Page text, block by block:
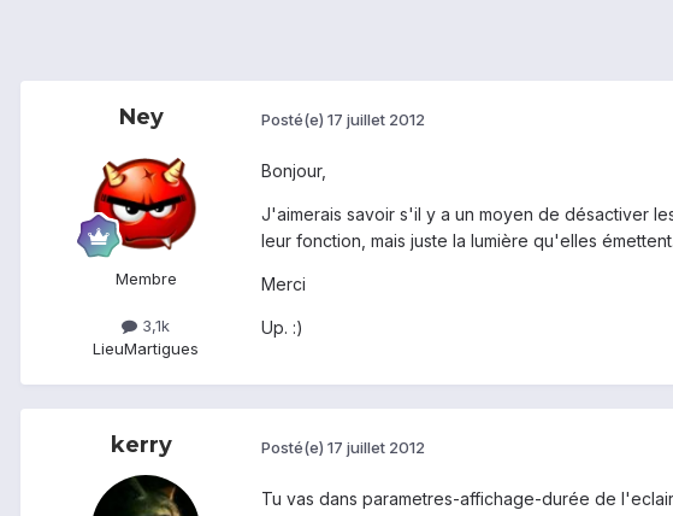
Ney
Membre
3,1k
LieuMartigues
Posté(e) 17 juillet 2012
Bonjour,
J'aimerais savoir s'il y a un moyen de désactiver
leur fonction, mais juste la lumière qu'elles
Merci
Up. :)
kerry Posté(e) 17 juillet 2012
Tu vas dans parametres-affichage-durée de